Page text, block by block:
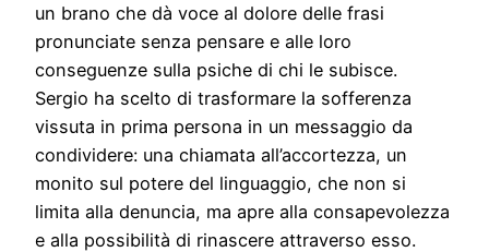
un brano che dà voce al dolore delle frasi
pronunciate senza pensare e alle loro
conseguenze sulla psiche di chi le subisce.
Sergio ha scelto di trasformare la sofferenza
vissuta in prima persona in un messaggio da
condividere: una chiamata all’accortezza, un
monito sul potere del linguaggio, che non si
limita alla denuncia, ma apre alla consapevolezza
e alla possibilità di rinascere attraverso esso.